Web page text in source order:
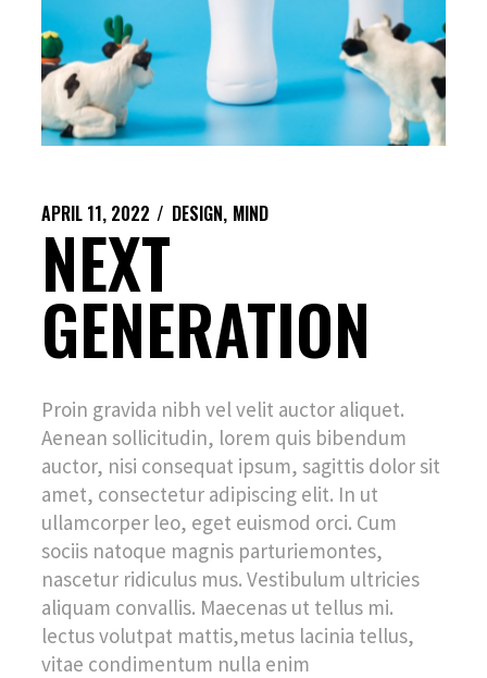
APRIL 11, 2022 DESIGN MIND
NEXT
GENERATION
Proin gravida nibh vel velit auctor aliquet.
Aenean sollicitudin, lorem quis bibendum
auctor, nisi consequat ipsum, sagittis dolor sit
amet, consectetur adipiscing elit. In ut
ullamcorper leo, eget euismod orci. Cum
sociis natoque magnis parturiemontes,
nascetur ridiculus mus. Vestibulum ultricies
aliquam convallis. Maecenas ut tellus mi.
lectus volutpat mattis,metus lacinia tellus,
vitae condimentum nulla enim